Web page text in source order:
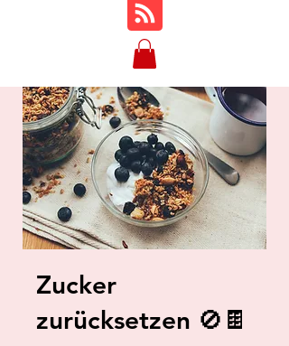
Zucker
zurücksetzen 🚫🍫